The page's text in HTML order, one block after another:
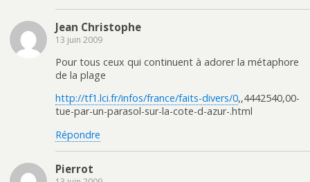
Jean Christophe
13 juin 2009
Pour tous ceux qui continuent à adorer la métaphore
de la plage
http://tf1.lci.fr/infos/france/faits-divers/0,,4442540,00-
tue-par-un-parasol-sur-la-cote-d-azur-.html
Répondre
Pierrot